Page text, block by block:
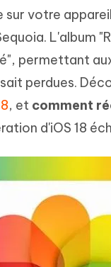
GPS Android APP
Android sans PC
avec AI gratuitement
Diagrimo
sur votre
L'album
permettant
perdues.
, et comment
d'iOS 18